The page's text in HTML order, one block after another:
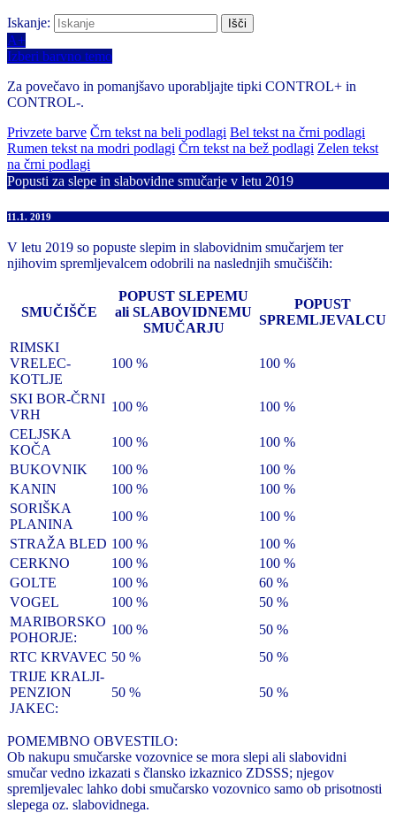
Iskanje:
A+
Izberi barvno temo
Za povečavo in pomanjšavo uporabljajte tipki CONTROL+ in
CONTROL-.
Privzete barve Črn tekst na beli podlagi Bel tekst na črni podlagi
Rumen tekst na modri podlagi Črn tekst na bež podlagi Zelen tekst
na črni podlagi
Popusti za slepe in slabovidne smučarje v letu 2019
11.1. 2019
V letu 2019 so popuste slepim in slabovidnim smučarjem ter
njihovim spremljevalcem odobrili na naslednjih smučiščih:
SMUČIŠČE
POPUST SLEPEMU
ali SLABOVIDNEMU
SMUČARJU
POPUST
SPREMLJEVALCU
RIMSKI
VRELEC-
KOTLJE
100 % 100 %
SKI BOR-ČRNI
VRH
100 %
100 %
CELJSKA
KOČA
100 %
100 %
BUKOVNIK
100 %
100 %
KANIN
100 %
100 %
SORIŠKA
PLANINA
100 %
100 %
STRAŽA BLED 100 %
100 %
CERKNO
100 %
100 %
GOLTE
100 %
60 %
VOGEL
100 %
50 %
MARIBORSKO
POHORJE:
100 %
50 %
RTC KRVAVEC 50 %
50 %
TRIJE KRALJI-
PENZION
JAKEC:
50 % 50 %
POMEMBNO OBVESTILO:
Ob nakupu smučarske vozovnice se mora slepi ali slabovidni
smučar vedno izkazati s člansko izkaznico ZDSSS; njegov
spremljevalec lahko dobi smučarsko vozovnico samo ob prisotnosti
slepega oz. slabovidnega.